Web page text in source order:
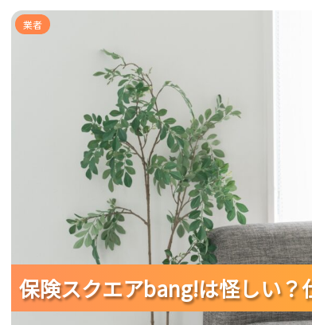
保険スクエアbang!は怪しい？
保険スクエアbang!は怪しい？
保険スクエアbang!は怪しい？
業者